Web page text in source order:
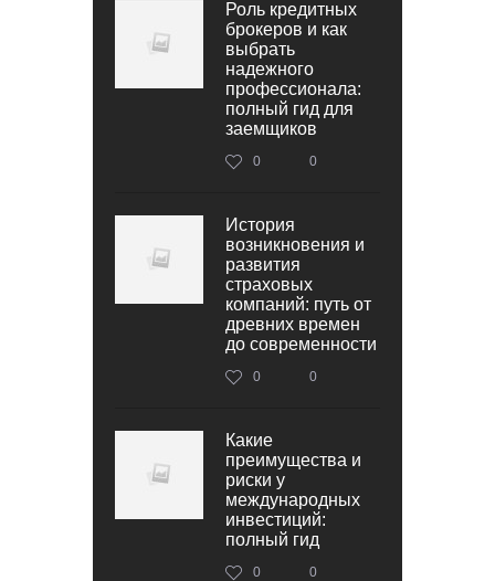
Роль кредитных
брокеров и как
выбрать
надежного
профессионала:
полный гид для
заемщиков
0 0
История
возникновения и
развития
страховых
компаний: путь от
древних времен
до современности
0 0
Какие
преимущества и
риски у
международных
инвестиций:
полный гид
0 0